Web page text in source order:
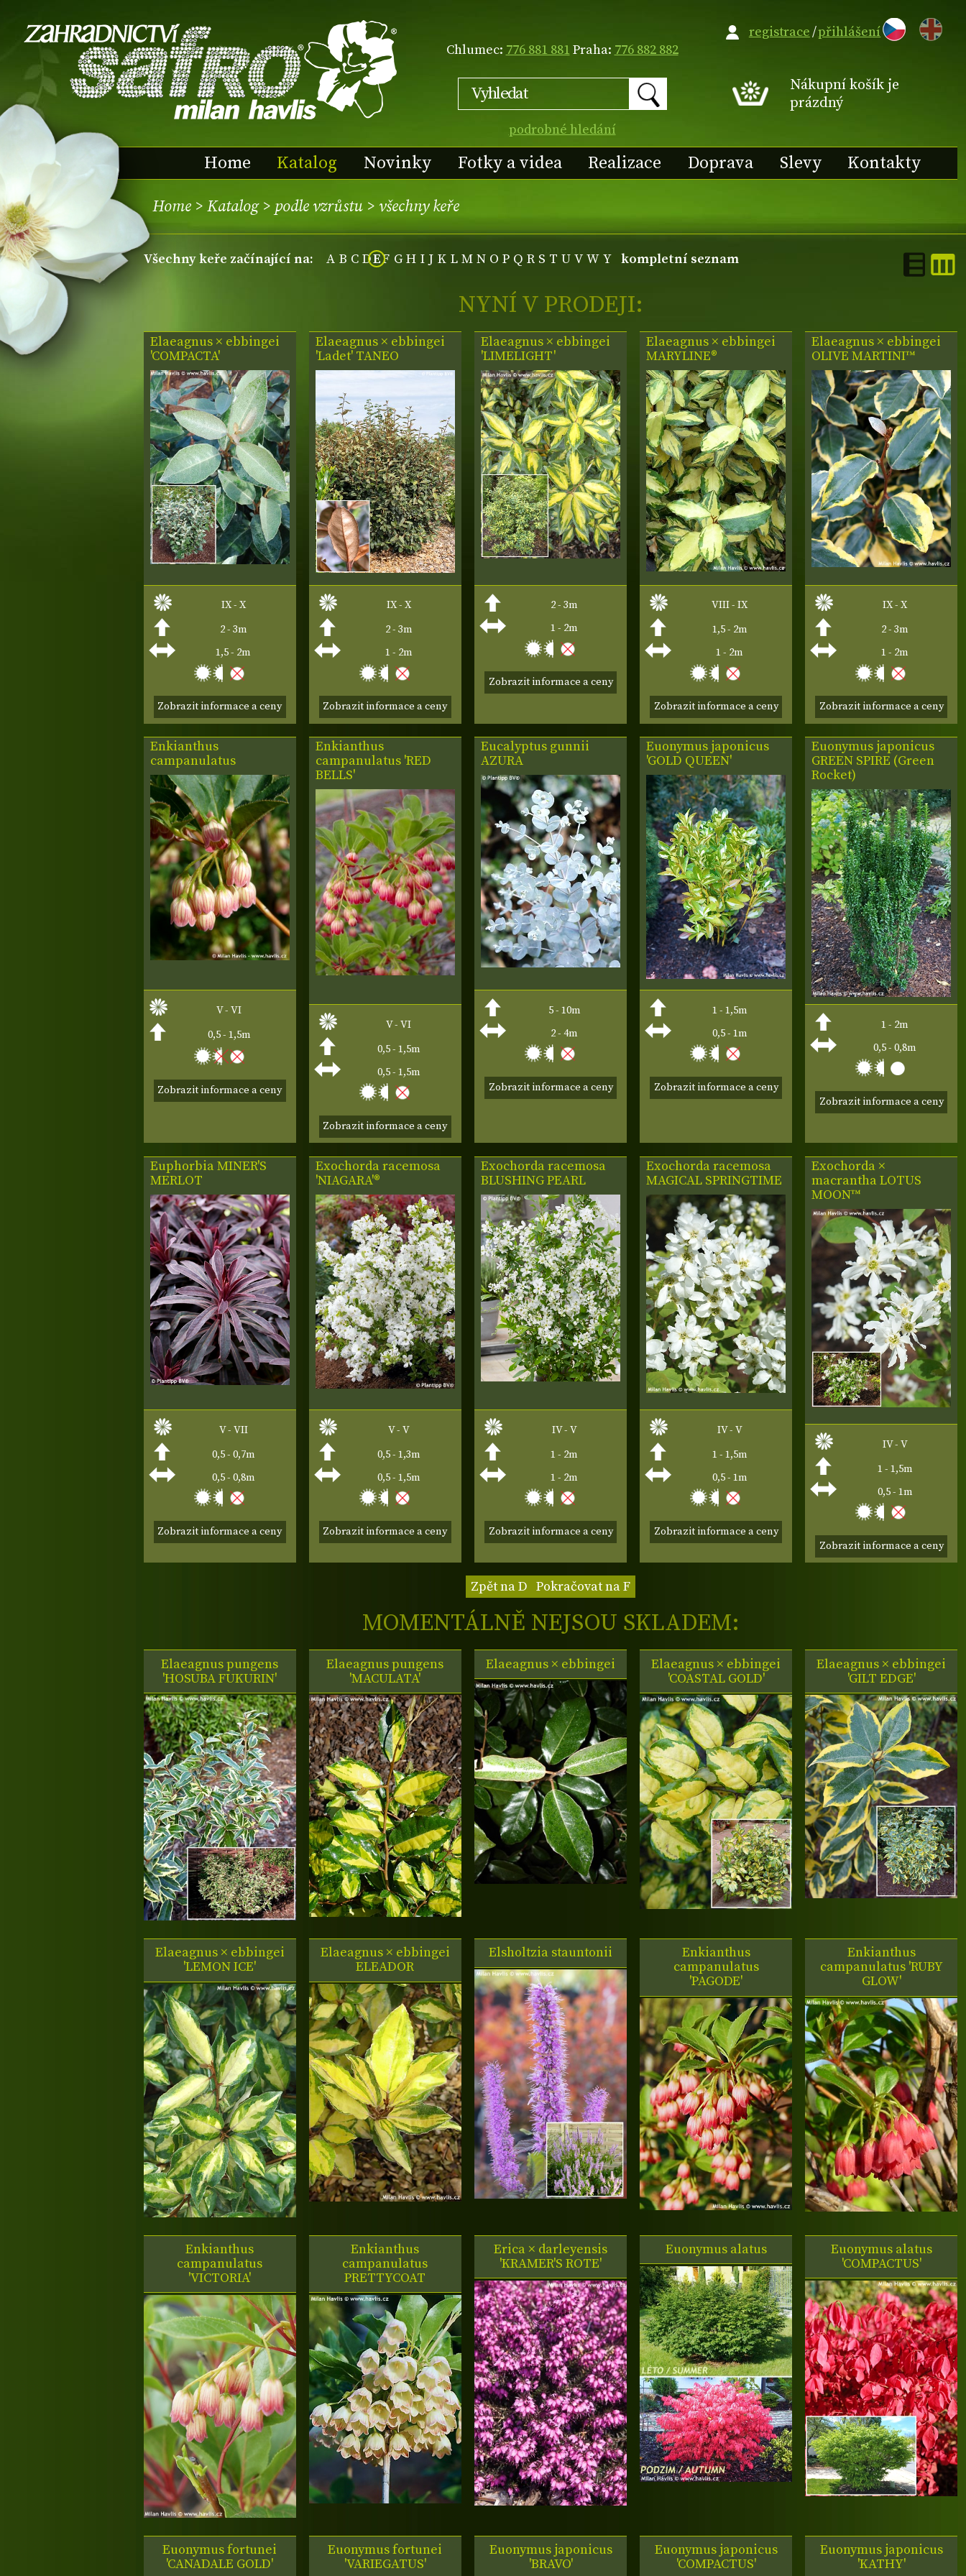
Chlumec: 776 881 881Praha: 776 882 882
podrobné hledání
EN
Nákupní košík je
prázdný
Home Katalog Novinky Fotky a videa Realizace Doprava Slevy Kontakty
registrace/přihlášení
Home > Katalog> podle vzrůstu > všechny keře
všechny keře začínající na: A B C DEF G H I J K L M N O P Q R S T U V W Y kompletní seznam
NYNÍ V PRODEJI:
Elaeagnus × ebbingei
'COMPACTA'
IX - X
2 - 3m
1,5 - 2m
Zobrazit informace a ceny
Elaeagnus × ebbingei
'Ladet' TANEO
IX - X
2 - 3m
1 - 2m
Zobrazit informace a ceny
Elaeagnus × ebbingei
'LIMELIGHT'
2 - 3m
1 - 2m
Zobrazit informace a ceny
Elaeagnus × ebbingei
MARYLINE®
VIII - IX
1,5 - 2m
1 - 2m
Zobrazit informace a ceny
Elaeagnus × ebbingei
OLIVE MARTINI™
IX - X
2 - 3m
1 - 2m
Zobrazit informace a ceny
Enkianthus
campanulatus
V - VI
0,5 - 1,5m
Zobrazit informace a ceny
Enkianthus
campanulatus 'RED
BELLS'
V - VI
0,5 - 1,5m
0,5 - 1,5m
Zobrazit informace a ceny
Eucalyptus gunnii
AZURA
5 - 10m
2 - 4m
Zobrazit informace a ceny
Euonymus japonicus
'GOLD QUEEN'
1 - 1,5m
0,5 - 1m
Zobrazit informace a ceny
Euonymus japonicus
GREEN SPIRE (Green
Rocket)
1 - 2m
0,5 - 0,8m
Zobrazit informace a ceny
EuphorbiaMINER'S
MERLOT
V - VII
0,5 - 0,7m
0,5 - 0,8m
Zobrazit informace a ceny
Exochorda racemosa
'NIAGARA'®
V - V
0,5 - 1,3m
0,5 - 1,5m
Zobrazit informace a ceny
Exochorda racemosa
BLUSHING PEARL
IV - V
1 - 2m
1 - 2m
Zobrazit informace a ceny
Exochorda racemosa
MAGICAL SPRINGTIME
IV - V
1 - 1,5m
0,5 - 1m
Zobrazit informace a ceny
Exochorda ×
macranthaLOTUS
MOON™
IV - V
1 - 1,5m
0,5 - 1m
Zobrazit informace a ceny
Zpět na D Pokračovat na F
MOMENTÁLNĚ NEJSOU SKLADEM:
Elaeagnus pungens
'HOSUBA FUKURIN'
Elaeagnus pungens
'MACULATA'
Elaeagnus × ebbingei
Elaeagnus × ebbingei
'COASTAL GOLD'
Elaeagnus × ebbingei
'GILT EDGE'
Elaeagnus × ebbingei
'LEMON ICE'
Elaeagnus × ebbingei
ELEADOR
Elsholtzia stauntonii
Enkianthus
campanulatus
'PAGODE'
Enkianthus
campanulatus 'RUBY
GLOW'
Enkianthus
campanulatus
'VICTORIA'
Enkianthus
campanulatus
PRETTYCOAT
Erica × darleyensis
'KRAMER'S ROTE'
Euonymus alatus
Euonymus alatus
'COMPACTUS'
Euonymus fortunei
'CANADALE GOLD'
Euonymus fortunei
'VARIEGATUS'
Euonymus japonicus
'BRAVO'
Euonymus japonicus
'COMPACTUS'
Euonymus japonicus
'KATHY'